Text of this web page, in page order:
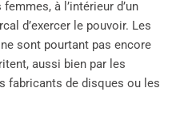
à l’intérieur d’un
d’exercer le pouvoir. Les
sont pourtant pas encore
aussi bien par les
fabricants de disques ou les